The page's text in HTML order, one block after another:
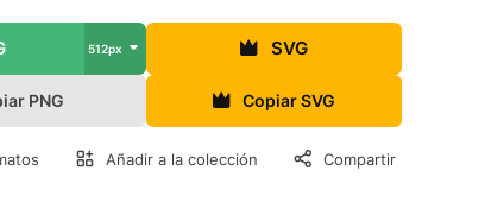
512px SVG
PNG Copiar SVG
Añadir a la colección Compartir